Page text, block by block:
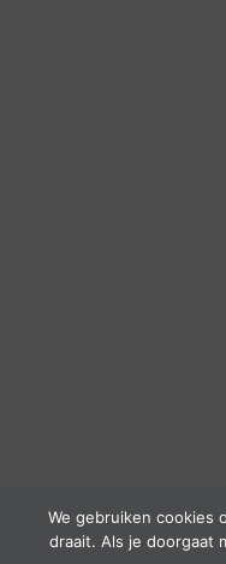
We gebruiken cookies
draait. Als je doorgaat